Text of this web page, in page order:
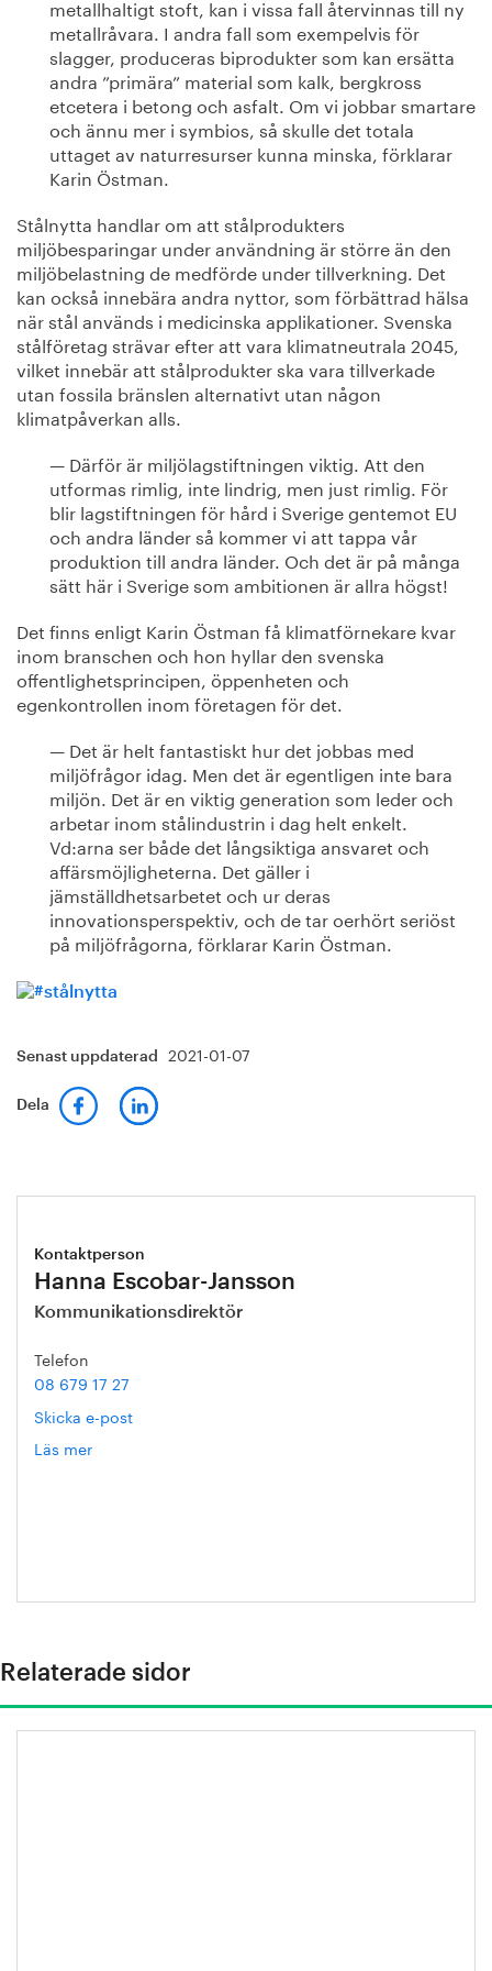
metallhaltigt stoft, kan i vissa fall återvinnas till ny
metallråvara. I andra fall som exempelvis för
slagger, produceras biprodukter som kan ersätta
andra ”primära” material som kalk, bergkross
etcetera i betong och asfalt. Om vi jobbar smartare
och ännu mer i symbios, så skulle det totala
uttaget av naturresurser kunna minska, förklarar
Karin Östman.
Stålnytta handlar om att stålprodukters
miljöbesparingar under användning är större än den
miljöbelastning de medförde under tillverkning. Det
kan också innebära andra nyttor, som förbättrad hälsa
när stål används i medicinska applikationer. Svenska
stålföretag strävar efter att vara klimatneutrala 2045,
vilket innebär att stålprodukter ska vara tillverkade
utan fossila bränslen alternativt utan någon
klimatpåverkan alls.
— Därför är miljölagstiftningen viktig. Att den
utformas rimlig, inte lindrig, men just rimlig. För
blir lagstiftningen för hård i Sverige gentemot EU
och andra länder så kommer vi att tappa vår
produktion till andra länder. Och det är på många
sätt här i Sverige som ambitionen är allra högst!
Det finns enligt Karin Östman få klimatförnekare kvar
inom branschen och hon hyllar den svenska
offentlighetsprincipen, öppenheten och
egenkontrollen inom företagen för det.
— Det är helt fantastiskt hur det jobbas med
miljöfrågor idag. Men det är egentligen inte bara
miljön. Det är en viktig generation som leder och
arbetar inom stålindustrin i dag helt enkelt.
Vd:arna ser både det långsiktiga ansvaret och
affärsmöjligheterna. Det gäller i
jämställdhetsarbetet och ur deras
innovationsperspektiv, och de tar oerhört seriöst
på miljöfrågorna, förklarar Karin Östman.
Senast uppdaterad 2021-01-07
Dela
Kontaktperson
Hanna Escobar-Jansson
Kommunikationsdirektör
Telefon
08 679 17 27
Skicka e-post
Läs mer
Relaterade sidor